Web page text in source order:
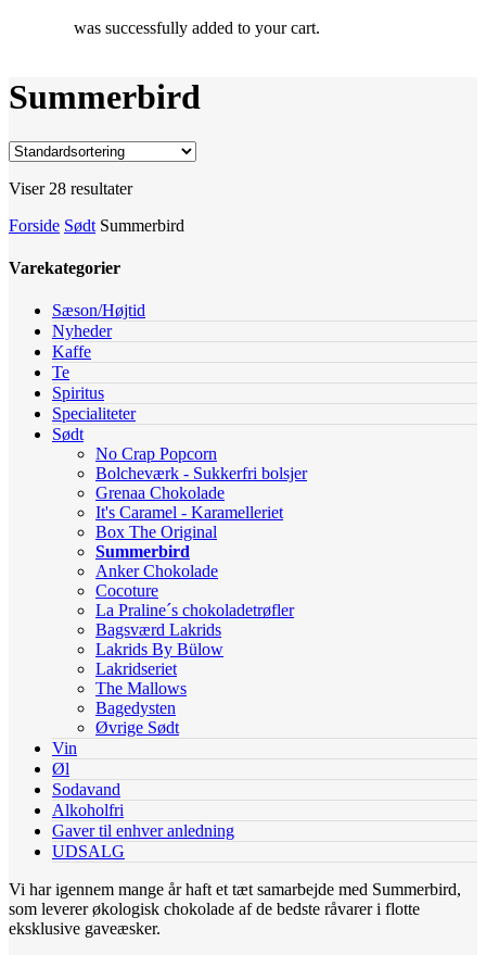
was successfully added to your cart.
Summerbird
Viser 28 resultater
Forside Sødt Summerbird
Varekategorier
Sæson/Højtid
Nyheder
Kaffe
Te
Spiritus
Specialiteter
Sødt
No Crap Popcorn
Bolcheværk - Sukkerfri bolsjer
Grenaa Chokolade
It's Caramel - Karamelleriet
Box The Original
Summerbird
Anker Chokolade
Cocoture
La Praline´s chokoladetrøfler
Bagsværd Lakrids
Lakrids By Bülow
Lakridseriet
The Mallows
Bagedysten
Øvrige Sødt
Vin
Øl
Sodavand
Alkoholfri
Gaver til enhver anledning
UDSALG
Vi har igennem mange år haft et tæt samarbejde med Summerbird,
som leverer økologisk chokolade af de bedste råvarer i flotte
eksklusive gaveæsker.